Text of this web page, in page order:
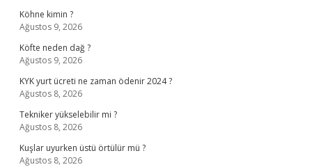
Köhne kimin ?
Ağustos 9, 2026
Köfte neden dağ ?
Ağustos 9, 2026
KYK yurt ücreti ne zaman ödenir 2024 ?
Ağustos 8, 2026
Tekniker yükselebilir mi ?
Ağustos 8, 2026
Kuşlar uyurken üstü örtülür mü ?
Ağustos 8, 2026